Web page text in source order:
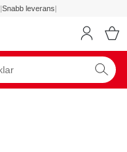
|Snabb leverans|